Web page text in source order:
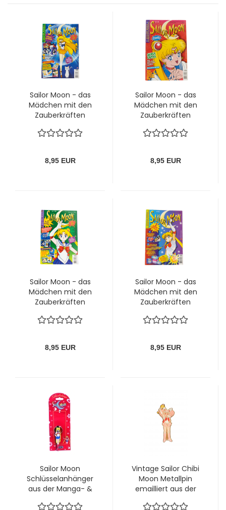
Sailor Moon - das
Mädchen mit den
Zauberkräften
8,95 EUR
Sailor Moon - das
Mädchen mit den
Zauberkräften
8,95 EUR
Sailor Moon - das
Mädchen mit den
Zauberkräften
8,95 EUR
Sailor Moon - das
Mädchen mit den
Zauberkräften
8,95 EUR
Sailor Moon
Schlüsselanhänger
aus der Manga- &
Vintage Sailor Chibi
Moon Metallpin
emailliert aus der